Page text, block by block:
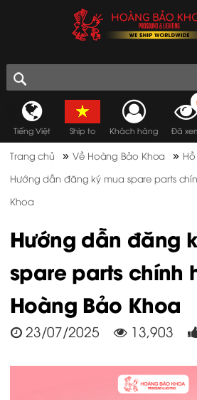
Tiếng Việt Ship to Khách hàng Đã
Trang chủ »Về Hoàng Bảo Khoa »
Hướng dẫn đăng ký mua spare parts
Khoa
Hướng dẫn đăng
spare parts chính
Hoàng Bảo Khoa
23/07/2025 13,903